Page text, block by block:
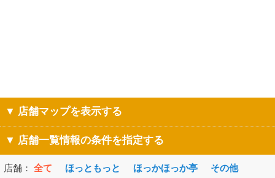
▼ 店舗マップを表示する
▼ 店舗一覧情報の条件を指定する
店舗： 全て ほっともっと ほっかほっか亭 その他